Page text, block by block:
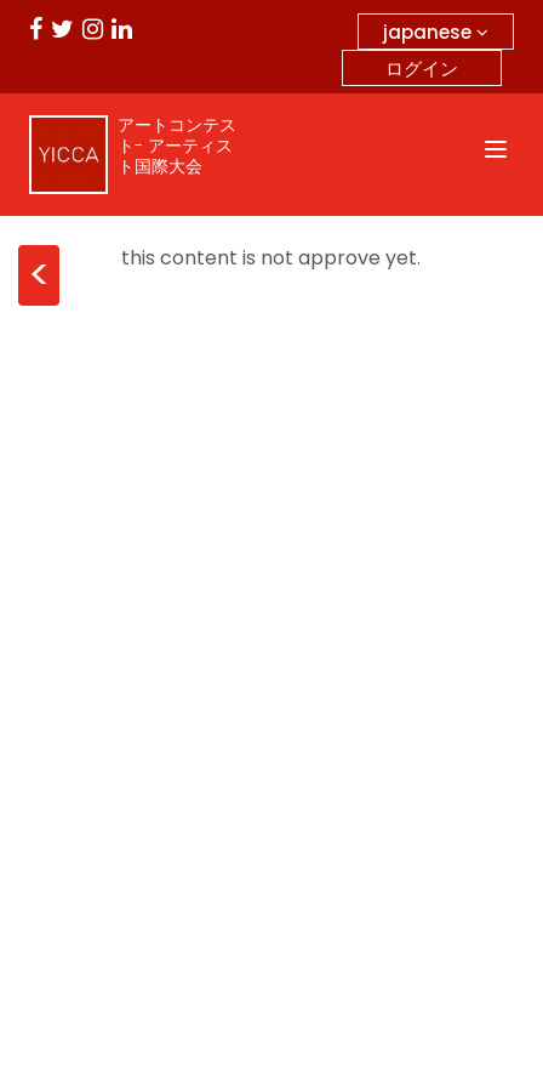
japanese
ログイン
アートコンテス
ト- アーティス
ト国際大会
< this content is not approve yet.